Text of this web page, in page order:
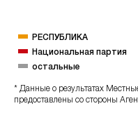
РЕСПУБЛИКА
Национальная партия
остальные
* Данные о результатах
предоставлены со стороны